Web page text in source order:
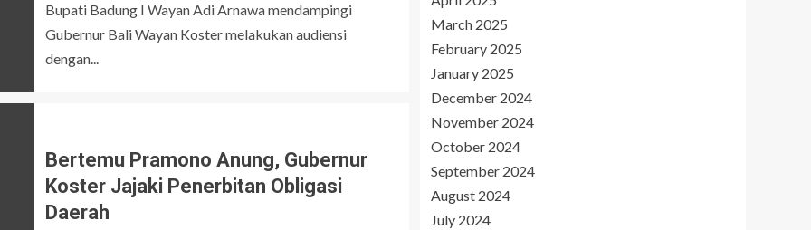
Bupati Badung I Wayan Adi Arnawa mendampingi
Gubernur Bali Wayan Koster melakukan audiensi
dengan...
Bertemu Pramono Anung, Gubernur
Koster Jajaki Penerbitan Obligasi
Daerah
March 2025
February 2025
January 2025
December 2024
November 2024
October 2024
September 2024
August 2024
July 2024